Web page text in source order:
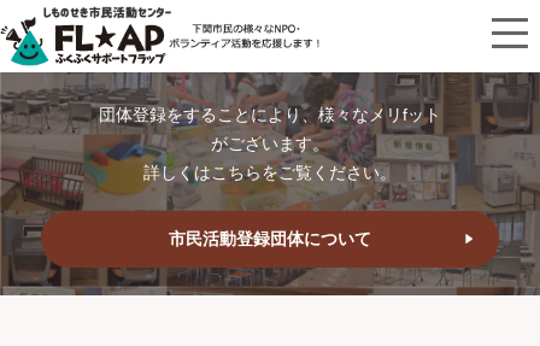
団体登録をすることにより、様々なメリfット
がございます。
詳しくはこちらをご覧ください。
市民活動登録団体について